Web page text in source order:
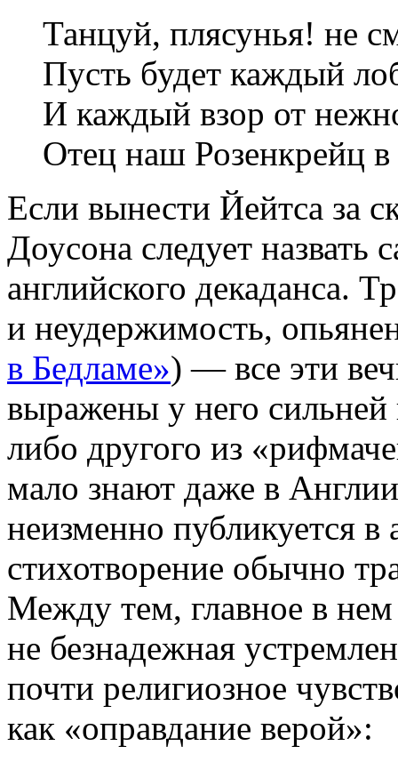
Танцуй, плясунья! не
Пусть будет каждый
И каждый взор от
Отец наш Розенкрейц в
Если вынести Йейтса за
Доусона следует
английского декаданса.
и неудержимость,
в Бедламе») — все эти
выражены у него
либо другого из
мало знают даже в
неизменно публикуется в
стихотворение обычно
Между тем, главное в
не безнадежная
почти религиозное
как «оправдание верой»: